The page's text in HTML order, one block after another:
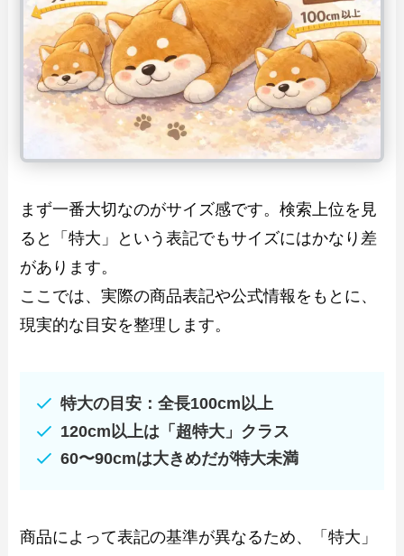
まず一番大切なのがサイズ感です。検索上位を見
ると「特大」という表記でもサイズにはかなり差
があります。
ここでは、実際の商品表記や公式情報をもとに、
現実的な目安を整理します。
特大の目安：全長100cm以上
120cm以上は「超特大」クラス
60〜90cmは大きめだが特大未満
商品によって表記の基準が異なるため、「特大」